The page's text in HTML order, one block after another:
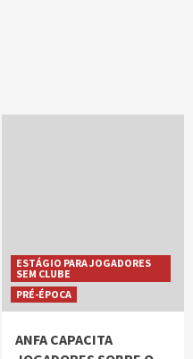
ESTÁGIO PARA JOGADORES
SEM CLUBE
PRÉ-ÉPOCA
ANFA CAPACITA